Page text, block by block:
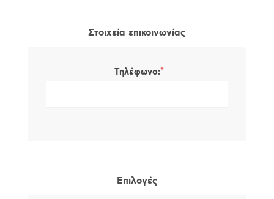
Στοιχεία επικοινωνίας
Τηλέφωνο:*
Επιλογές